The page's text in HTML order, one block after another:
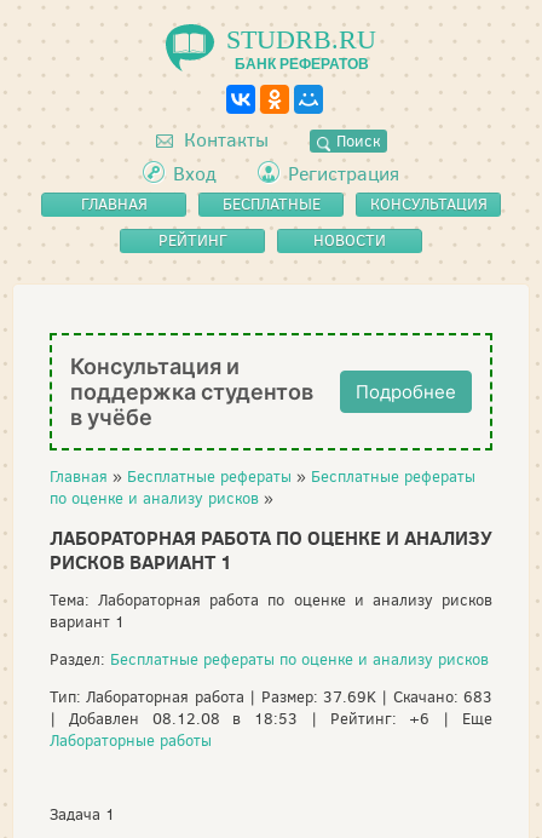
STUDRB.RU
БАНК РЕФЕРАТОВ
Контакты Поиск
Вход Регистрация
ГЛАВНАЯ
БЕСПЛАТНЫЕ
РЕФЕРАТЫ
КОНСУЛЬТАЦИЯ
РЕЙТИНГ
НОВОСТИ
Консультация и
поддержка студентов
в учёбе
Подробнее
Главная » Бесплатные рефераты » Бесплатные рефераты
по оценке и анализу рисков »
ЛАБОРАТОРНАЯ РАБОТА ПО ОЦЕНКЕ И АНАЛИЗУ
РИСКОВ ВАРИАНТ 1
Тема: Лабораторная работа по оценке и анализу рисков
вариант 1
Раздел: Бесплатные рефераты по оценке и анализу рисков
Тип: Лабораторная работа | Размер: 37.69K | Скачано: 683
| Добавлен 08.12.08 в 18:53 | Рейтинг: +6 | Еще
Лабораторные работы
Задача 1